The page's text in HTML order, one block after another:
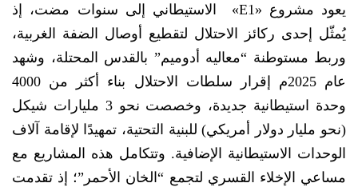
يعود مشروع «E1» الاستيطاني إلى سنوات مضت، إذ
يُمثّل إحدى ركائز الاحتلال لتقطيع أوصال الضفة الغربية،
وربط مستوطنة “معاليه أدوميم” بالقدس المحتلة، وشهد
عام 2025م إقرار سلطات الاحتلال بناء أكثر من 4000
وحدة استيطانية جديدة، وخصصت نحو 3 مليارات شيكل
(نحو مليار دولار أمريكي) للبنية التحتية، تمهيدًا لإقامة آلاف
الوحدات الاستيطانية الإضافية. وتتكامل هذه المشاريع مع
مساعي الإخلاء القسري لتجمع “الخان الأحمر”؛ إذ تقدمت